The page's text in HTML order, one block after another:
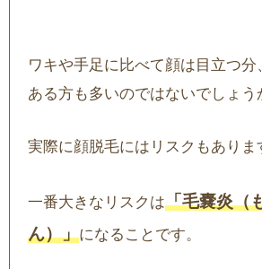
ワキや手足に比べて顔は目立つ
ある方も多いのではないでしょう
実際に顔脱毛にはリスクもありま
一番大きなリスクは「毛嚢炎（
ん）」になることです。